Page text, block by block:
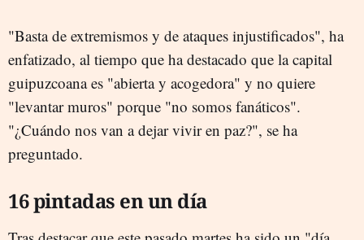
"Basta de extremismos y de ataques injustificados", ha
enfatizado, al tiempo que ha destacado que la capital
guipuzcoana es "abierta y acogedora" y no quiere
"levantar muros" porque "no somos fanáticos".
"¿Cuándo nos van a dejar vivir en paz?", se ha
preguntado.
16 pintadas en un día